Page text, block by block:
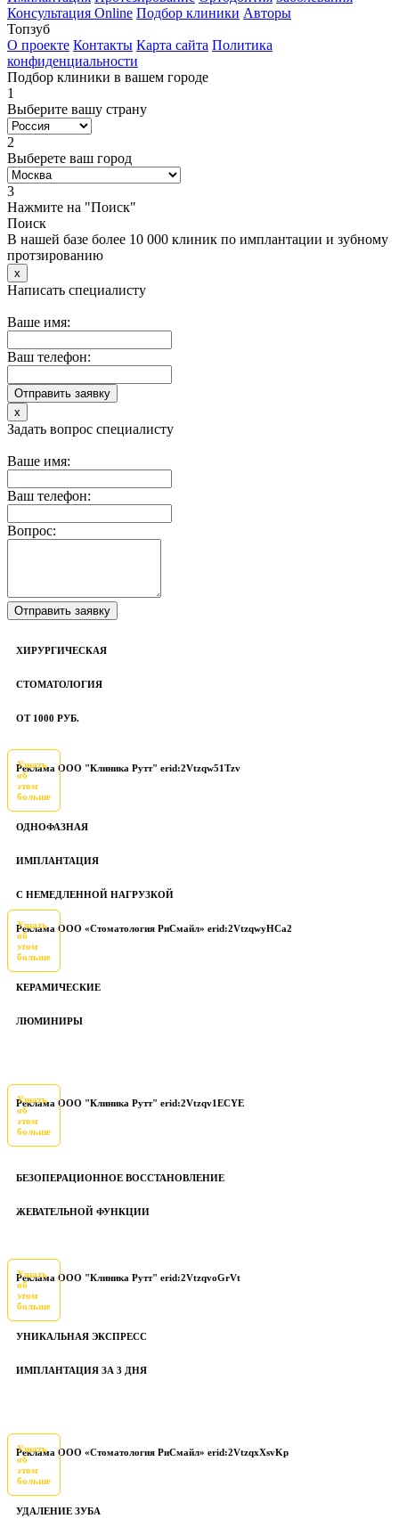
Консультация Online Подбор клиники Авторы
Топзуб
О проекте Контакты Карта сайта Политика
конфиденциальности
Подбор клиники в вашем городе
1
Выберите вашу страну
2
Выберете ваш город
3
Нажмите на "Поиск"
Поиск
В нашей базе более 10 000 клиник по имплантации и зубному
протзированию
x
Написать специалисту
Ваше имя:
Ваш телефон:
x
Задать вопрос специалисту
Ваше имя:
Ваш телефон:
Вопрос:
ХИРУРГИЧЕСКАЯ
СТОМАТОЛОГИЯ
ОТ 1000 РУБ.
Реклама ООО "Клиника Рутт" erid:2Vtzqw51Tzv
Узнать
об
этом
больше
ОДНОФАЗНАЯ
ИМПЛАНТАЦИЯ
С НЕМЕДЛЕННОЙ НАГРУЗКОЙ
Реклама ООО «Стоматология РиСмайл» erid:2VtzqwyHCa2
Узнать
об
этом
больше
КЕРАМИЧЕСКИЕ
ЛЮМИНИРЫ
Реклама ООО "Клиника Рутт" erid:2Vtzqv1ECYE
Узнать
об
этом
больше
БЕЗОПЕРАЦИОННОЕ ВОССТАНОВЛЕНИЕ
ЖЕВАТЕЛЬНОЙ ФУНКЦИИ
Реклама ООО "Клиника Рутт" erid:2VtzqvoGrVt
Узнать
об
этом
больше
УНИКАЛЬНАЯ ЭКСПРЕСС
ИМПЛАНТАЦИЯ ЗА 3 ДНЯ
Реклама ООО «Стоматология РиСмайл» erid:2VtzqxXsvKp
Узнать
об
этом
больше
УДАЛЕНИЕ ЗУБА